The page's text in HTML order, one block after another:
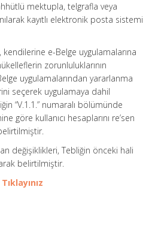
mektupla, telgrafla veya
kayıtlı elektronik posta sistemi
kendilerine e-Belge uygulamalarına
zorunluluklarının
uygulamalarından yararlanma
seçerek uygulamaya dahil
“V.1.1.” numaralı bölümünde
göre kullanıcı hesaplarını re’sen
değişiklikleri, Tebliğin önceki hali
belirtilmiştir.